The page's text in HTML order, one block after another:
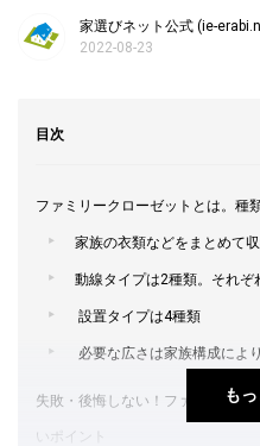
家選びネット公式 (ie-
2022-08-23
目次
も
ファミリークローゼットとは。種
家族の衣類などをまとめて
動線タイプは2種類。それぞ
設置タイプは4種類
必要な広さは家族構成によ
失敗・後悔しない！ファミリーク
いポイント